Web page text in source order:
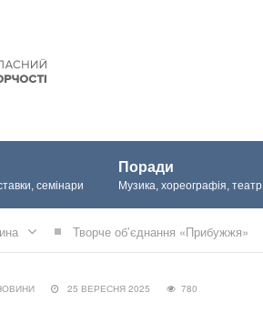
семінари
Поради
Музика, хореографія, театр
Творче об’єднання «Прибужжя»
25 ВЕРЕСНЯ 2025 780